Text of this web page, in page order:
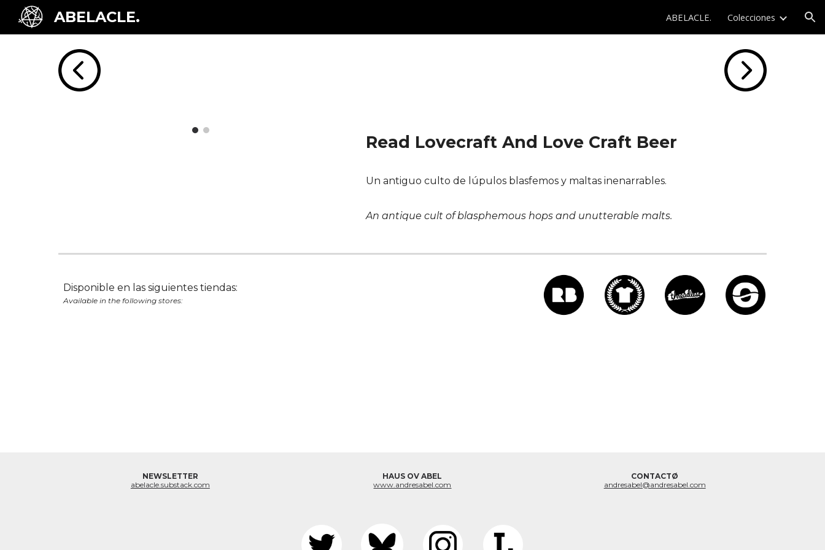
ABELACLE. ABELACLE. Colecciones
Read Lovecraft And Love Craft Beer
Un antiguo culto de lúpulos blasfemos y maltas inenarrables.
An antique cult of blasphemous hops and unutterable malts.
Disponible en las siguientes tiendas:
Available in the following stores:
NEWSLETTER
abelacle.substack.com
HAUS OV ABEL
www.andresabel.com
CONTACTØ
andresabel@andresabel.com